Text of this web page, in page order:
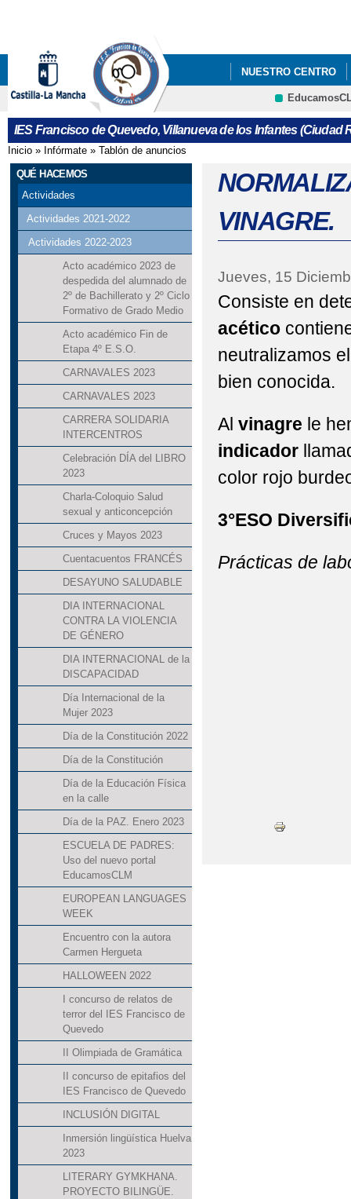
NUESTRO CENTRO
ERASMUS+
REUNIONES CON
Cultura
IES Francisco de Quevedo, Villanueva de los Infantes (Ciudad
Se encuentra usted aquí
Inicio » Infórmate » Tablón de anuncios
QUÉ HACEMOS
Actividades
Actividades 2021-2022
Actividades 2022-2023
Acto académico 2023 de
despedida del alumnado de
2º de Bachillerato y 2º Ciclo
Formativo de Grado Medio
Acto académico Fin de
Etapa 4º E.S.O.
CARNAVALES 2023
CARNAVALES 2023
CARRERA SOLIDARIA
INTERCENTROS
Celebración DÍA del LIBRO
2023
Charla-Coloquio Salud
sexual y anticoncepción
Cruces y Mayos 2023
Cuentacuentos FRANCÉS
DESAYUNO SALUDABLE
DIA INTERNACIONAL
CONTRA LA VIOLENCIA
DE GÉNERO
DIA INTERNACIONAL de la
DISCAPACIDAD
Día Internacional de la
Mujer 2023
Día de la Constitución 2022
Día de la Constitución
Día de la Educación Física
en la calle
Día de la PAZ. Enero 2023
ESCUELA DE PADRES:
Uso del nuevo portal
EducamosCLM
EUROPEAN LANGUAGES
WEEK
Encuentro con la autora
Carmen Hergueta
HALLOWEEN 2022
I concurso de relatos de
terror del IES Francisco de
Quevedo
II Olimpiada de Gramática
II concurso de epitafios del
IES Francisco de Quevedo
INCLUSIÓN DIGITAL
Inmersión lingüística Huelva
2023
LITERARY GYMKHANA.
PROYECTO BILINGÜE.
VINAGRE.
Jueves, 15
Consiste en
acético
neutralizamos
bien conocida.
Al vinagre le
indicador
color rojo
3°ESO
Prácticas de